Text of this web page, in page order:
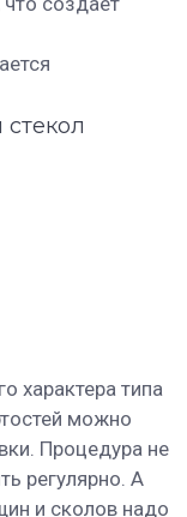
характера типа
можно
Процедура не
регулярно. А
и сколов надо